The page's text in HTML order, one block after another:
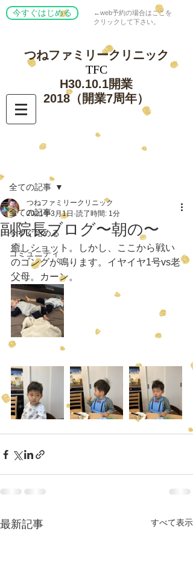
今すぐはじめる
←web予約の場合はここを
クリックして下さい。
つねファミリークリニック
​TFC
​H30.10.1開業
​2018（開業7周年）
全ての記事
今すぐ始める
コミュニティ
全ての記事
副院長ブログ〜朝の〜
つねファミリークリニック
2021年3月1日 読了時間: 1分
癒しショット。しかし、ここから戦い
のゴングが鳴ります。イヤイヤ1号vs老
父母。カーン。
最新記事 すべて表示